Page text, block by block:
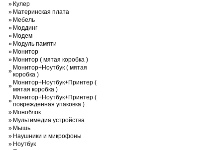
» Кулер
» Материнская плата
» Мебель
» Моддинг
» Модем
» Модуль памяти
» Монитор
» Монитор ( мятая коробка )
» Монитор+Ноутбук ( мятая
коробка )
» Монитор+Ноутбук+Принтер (
мятая коробка )
» Монитор+Ноутбук+Принтер (
поврежденная упаковка )
» Моноблок
» Мультимедиа устройства
» Мышь
» Наушники и микрофоны
» Ноутбук